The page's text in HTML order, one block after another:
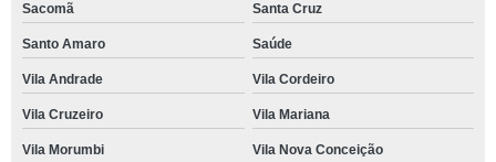
Sacomã Santa Cruz
Santo Amaro Saúde
Vila Andrade Vila Cordeiro
Vila Cruzeiro Vila Mariana
Vila Morumbi Vila Nova Conceição